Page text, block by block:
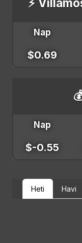
⚡
Nap
$0.69
Nap
$-0.55
Heti Havi